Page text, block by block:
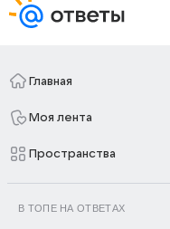
Главная
Моя лента
Пространства
В ТОПЕ НА ОТВЕТАХ